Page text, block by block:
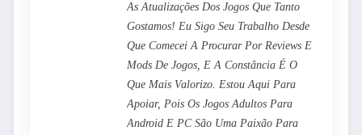
As Atualizações Dos Jogos Que Tanto
Gostamos! Eu Sigo Seu Trabalho Desde
Que Comecei A Procurar Por Reviews E
Mods De Jogos, E A Constância É O
Que Mais Valorizo. Estou Aqui Para
Apoiar, Pois Os Jogos Adultos Para
Android E PC São Uma Paixão Para